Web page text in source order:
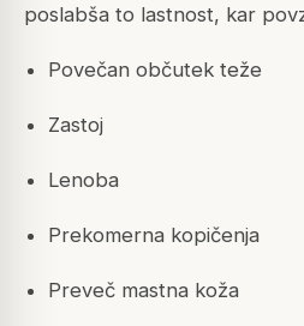
poslabša to lastnost, kar
Povečan občutek teže
Zastoj
Lenoba
Prekomerna kopičenja
Preveč mastna koža